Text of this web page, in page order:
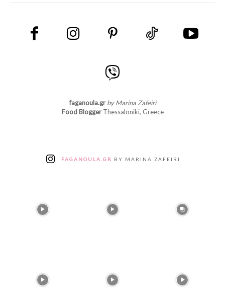
faganoula.gr by Marina Zafeiri
Food BloggerThessaloniki, Greece
FAGANOULA.GR BY MARINA ZAFEIRI